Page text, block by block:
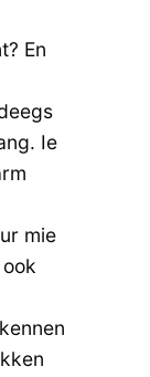
En
Ie
mie